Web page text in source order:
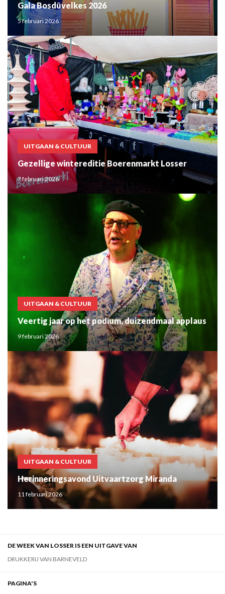
Gala Bosdûvelkes 2026
5 februari 2026
UITGAAN & CULTUUR
Gezellige wintereditie Boerenmarkt Losser
7 februari 2026
UITGAAN & CULTUUR
Veertig jaar op het podium, duizendmaal applaus
9 februari 2026
UITGAAN & CULTUUR
Herinneringsavond Uitvaartzorg Miranda
11 februari 2026
DE WEEK VAN LOSSER IS EEN UITGAVE VAN
DRUKKERIJ VAN BARNEVELD
PAGINA'S